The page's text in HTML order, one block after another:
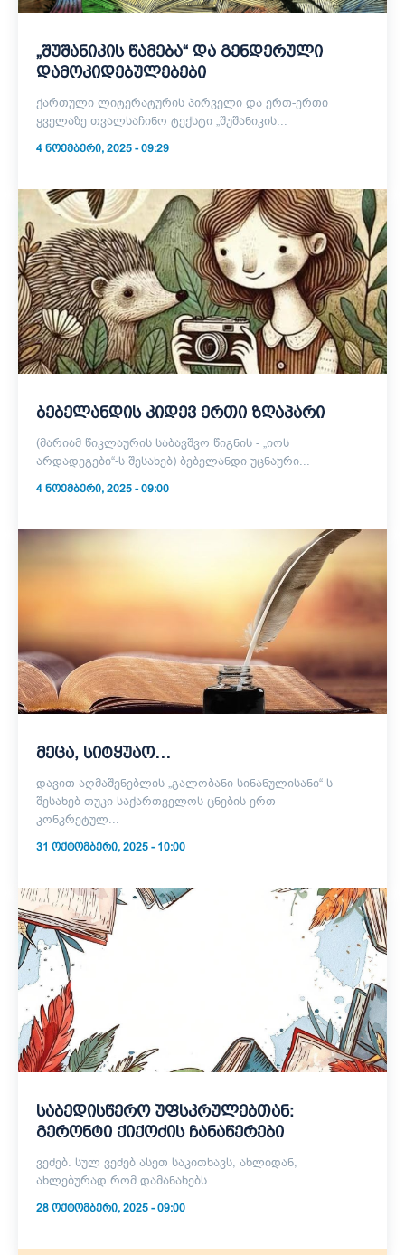
„შუშანიკის წამება“ და გენდერული
დამოკიდებულებები
ქართული ლიტერატურის პირველი და ერთ-ერთი
ყველაზე თვალსაჩინო ტექსტი „შუშანიკის...
4 ᲜᲝᲔᲛᲑᲔᲠᲘ, 2025 - 09:29
ბებელანდის კიდევ ერთი ზღაპარი
(მარიამ წიკლაურის საბავშვო წიგნის - „იოს
არდადეგები“-ს შესახებ) ბებელანდი უცნაური...
4 ᲜᲝᲔᲛᲑᲔᲠᲘ, 2025 - 09:00
მეცა, სიტყუაო…
დავით აღმაშენებლის „გალობანი სინანულისანი“-ს
შესახებ თუკი საქართველოს ცნების ერთ
კონკრეტულ...
31 ᲝᲥᲢᲝᲛᲑᲔᲠᲘ, 2025 - 10:00
საბედისწერო უფსკრულებთან:
გერონტი ქიქოძის ჩანაწერები
ვეძებ. სულ ვეძებ ასეთ საკითხავს, ახლიდან,
ახლებურად რომ დამანახებს...
28 ᲝᲥᲢᲝᲛᲑᲔᲠᲘ, 2025 - 09:00